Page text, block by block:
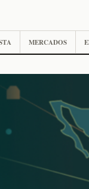
MERCADOS